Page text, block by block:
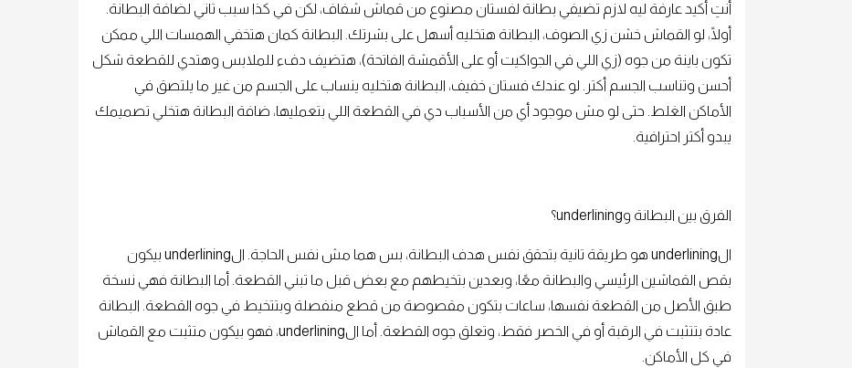
أنتِ أكيد عارفة ليه لازم تضيفي بطانة لفستان مصنوع من قماش شفاف، لكن في كذا سبب تاني لضافة البطانة.
أولًا، لو القماش خشن زي الصوف، البطانة هتخليه أسهل على بشرتك. البطانة كمان هتخفي الهمسات اللي ممكن
تكون باينة من جوه (زي اللي في الجواكيت أو على الأقمشة الفاتحة)، هتضيف دفء للملابس وهتدي للقطعة شكل
أحسن وتناسب الجسم أكتر. لو عندك فستان خفيف، البطانة هتخليه ينساب على الجسم من غير ما يلتصق في
الأماكن الغلط. حتى لو مش موجود أي من الأسباب دي في القطعة اللي بتعمليها، ضافة البطانة هتخلي تصميمك
يبدو أكتر احترافية.
الفرق بين البطانة وunderlining؟
الunderlining هو طريقة تانية بتحقق نفس هدف البطانة، بس هما مش نفس الحاجة. الunderlining بيكون
بقص القماشين الرئيسي والبطانة معًا، وبعدين بتخيطهم مع بعض قبل ما تبني القطعة. أما البطانة فهي نسخة
طبق الأصل من القطعة نفسها، ساعات بتكون مقصوصة من قطع منفصلة وبتتخيط في جوه القطعة. البطانة
عادة بتتثبت في الرقبة أو في الخصر فقط، وتعلق جوه القطعة. أما الunderlining، فهو بيكون متثبت مع القماش
في كل الأماكن.